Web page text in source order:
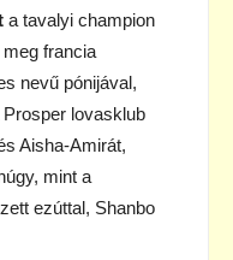
a tavalyi champion
francia
nevű pónijával,
lovasklub
Aisha-Amirát,
mint a
ezúttal, Shanbo